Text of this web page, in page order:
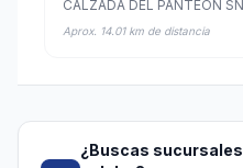
Aprox. 14.01 km de distancia
¿Buscas